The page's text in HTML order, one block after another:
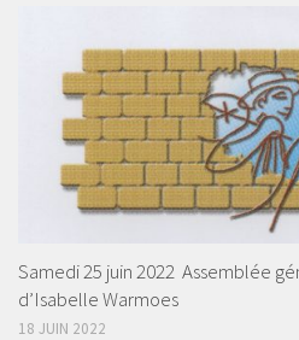
Samedi 25 juin 2022 Assemblée
d’Isabelle Warmoes
18 JUIN 2022